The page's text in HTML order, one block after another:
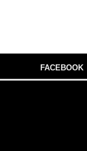
FACEBOOK